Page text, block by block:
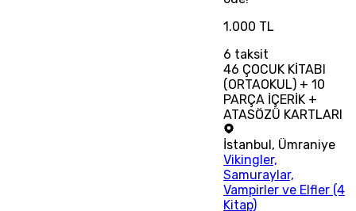
1.000 TL
6 taksit
46 ÇOCUK KİTABI
(ORTAOKUL) + 10
PARÇA İÇERİK +
ATASÖZÜ KARTLARI
İstanbul , Ümraniye
Vikingler,
Samuraylar,
Vampirler ve Elfler (4
Kitap)